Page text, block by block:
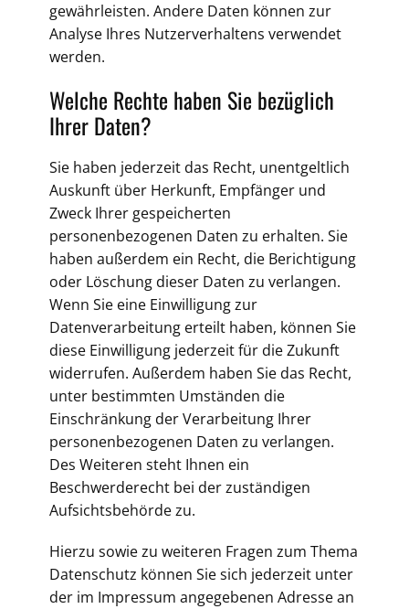
gewährleisten. Andere Daten können zur
Analyse Ihres Nutzerverhaltens verwendet
werden.
Welche Rechte haben Sie bezüglich
Ihrer Daten?
Sie haben jederzeit das Recht, unentgeltlich
Auskunft über Herkunft, Empfänger und
Zweck Ihrer gespeicherten
personenbezogenen Daten zu erhalten. Sie
haben außerdem ein Recht, die Berichtigung
oder Löschung dieser Daten zu verlangen.
Wenn Sie eine Einwilligung zur
Datenverarbeitung erteilt haben, können Sie
diese Einwilligung jederzeit für die Zukunft
widerrufen. Außerdem haben Sie das Recht,
unter bestimmten Umständen die
Einschränkung der Verarbeitung Ihrer
personenbezogenen Daten zu verlangen.
Des Weiteren steht Ihnen ein
Beschwerderecht bei der zuständigen
Aufsichtsbehörde zu.
Hierzu sowie zu weiteren Fragen zum Thema
Datenschutz können Sie sich jederzeit unter
der im Impressum angegebenen Adresse an